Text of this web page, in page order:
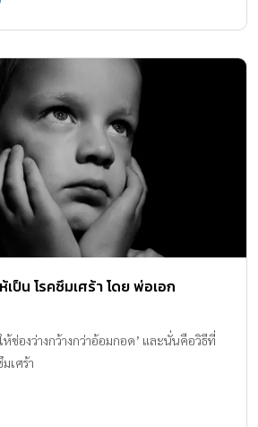
เป็น โรคซึมเศร้า โดย พ่อเอก
ห้ช่องว่างกว้างกว่าอ้อมกอด’ และนั่นคือวิธีที่
เศร้า